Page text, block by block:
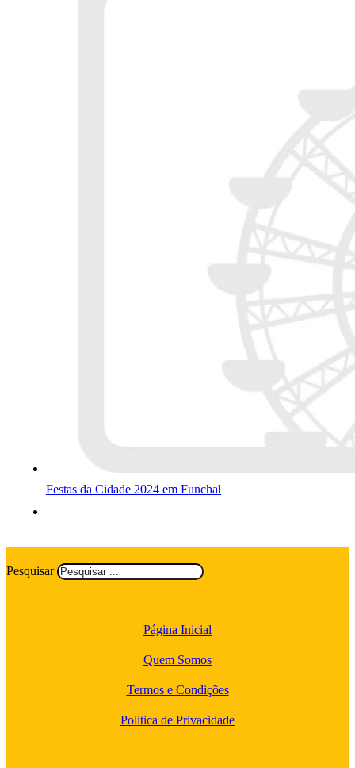
Festas da Cidade 2024 em Funchal
Pesquisar
Página Inicial
Quem Somos
Termos e Condições
Politica de Privacidade